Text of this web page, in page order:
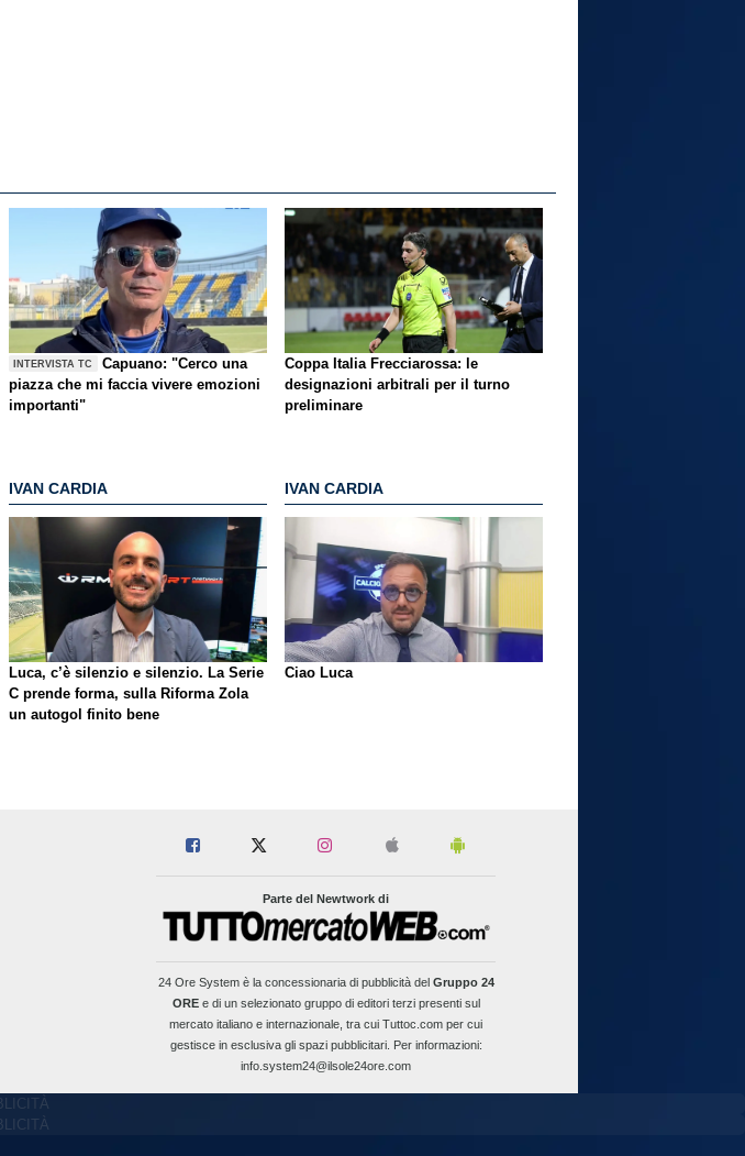
INTERVISTA TC
Capuano: "Cerco una
piazza che mi faccia vivere emozioni
importanti"
Coppa Italia Frecciarossa: le
designazioni arbitrali per il turno
preliminare
IVAN CARDIA
Luca, c’è silenzio e silenzio. La Serie
C prende forma, sulla Riforma Zola
un autogol finito bene
IVAN CARDIA
Ciao Luca
Parte del Newtwork di
24 Ore Systemè la concessionaria di pubblicità del Gruppo 24
OREe di un selezionato gruppo di editori terzi presenti sul
mercato italiano e internazionale, tra cui Tuttoc.com per cui
gestisce in esclusiva gli spazi pubblicitari. Per informazioni:
info.system24@ilsole24ore.com